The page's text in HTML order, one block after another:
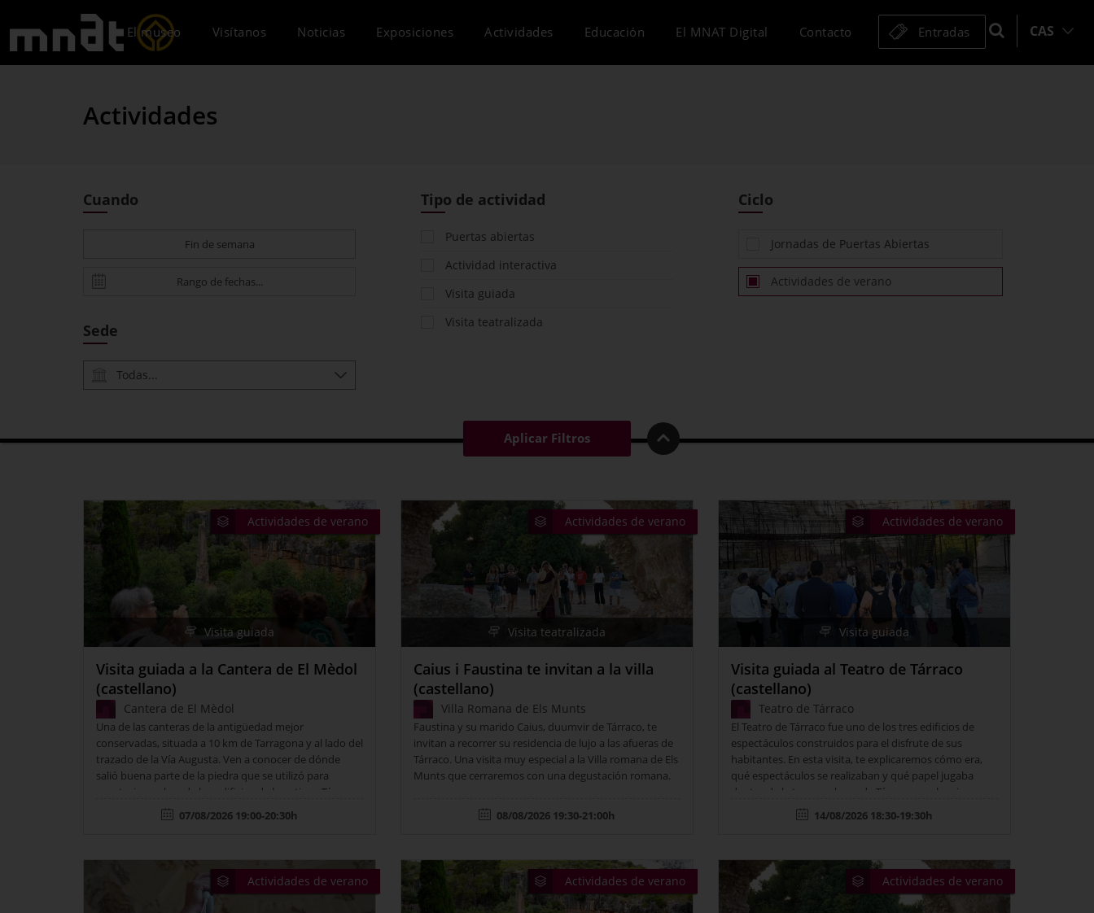
El museo Visítanos Noticias Exposiciones Actividades Educación El MNAT Digital Contacto Entradas CAS
Actividades
Cuando
Fin de semana
Sede
Todas...
Tipo de actividad
Puertas abiertas
Actividad interactiva
Visita guiada
Visita teatralizada
Ciclo
Jornadas de Puertas Abiertas
Actividades de verano
Aplicar Filtros
Actividades de verano
Visita guiada
Visita guiada a la Cantera de El Mèdol
(castellano)
Cantera de El Mèdol
Una de las canteras de la antigüedad mejor
conservadas, situada a 10 km de Tarragona y al lado del
trazado de la Vía Augusta. Ven a conocer de dónde
salió buena parte de la piedra que se utilizó para
construir muchos de los edificios de la antigua Tárraco
y adéntrate en sus valores geológicos y
naturales. Punto de encuentro: Área de servicio El
07/08/2026 19:00-20:30h
Actividades de verano
Visita teatralizada
Caius i Faustina te invitan a la villa
(castellano)
Villa Romana de Els Munts
Faustina y su marido Caius, duumvir de Tárraco, te
invitan a recorrer su residencia de lujo a las afueras de
Tárraco. Una visita muy especial a la Villa romana de Els
Munts que cerraremos con una degustación romana.
08/08/2026 19:30-21:00h
Actividades de verano
Visita guiada
Visita guiada al Teatro de Tárraco
(castellano)
Teatro de Tárraco
El Teatro de Tárraco fue uno de los tres edificios de
espectáculos construidos para el disfrute de sus
habitantes. En esta visita, te explicaremos cómo era,
qué espectáculos se realizaban y qué papel jugaba
dentro de la trama urbana de Tárraco y su barrio
14/08/2026 18:30-19:30h
Actividades de verano Actividades de verano Actividades de verano